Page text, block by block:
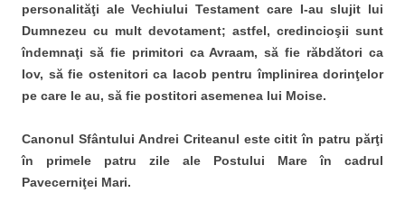
personalităţi ale Vechiului Testament care I-au slujit lui
Dumnezeu cu mult devotament; astfel, credincioşii sunt
îndemnaţi să fie primitori ca Avraam, să fie răbdători ca
Iov, să fie ostenitori ca Iacob pentru împlinirea dorinţelor
pe care le au, să fie postitori asemenea lui Moise.
Canonul Sfântului Andrei Criteanul este citit în patru părţi
în primele patru zile ale Postului Mare în cadrul
Pavecerniţei Mari.